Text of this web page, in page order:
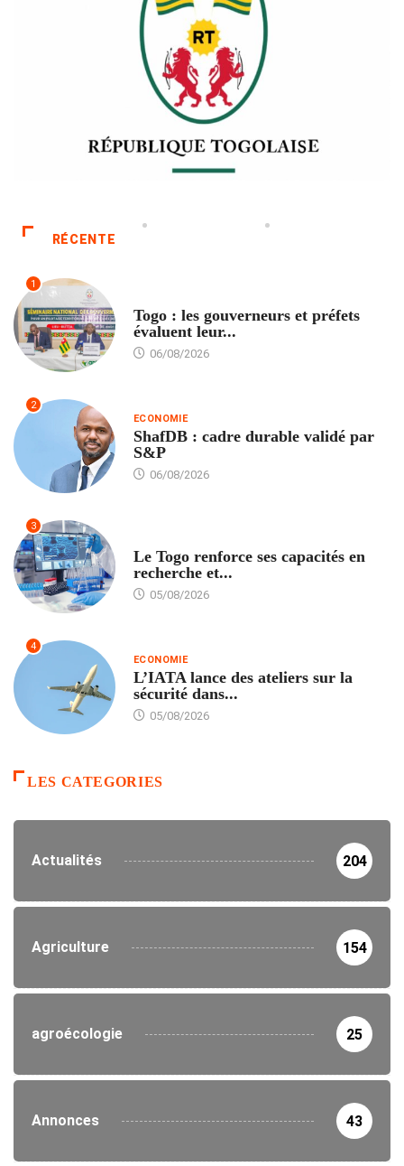
RÉCENTE
1
Togo : les gouverneurs et préfets
évaluent leur...
06/08/2026
2
ECONOMIE
ShafDB : cadre durable validé par
S&P
06/08/2026
3
Le Togo renforce ses capacités en
recherche et...
05/08/2026
4
ECONOMIE
L’IATA lance des ateliers sur la
sécurité dans...
05/08/2026
LES CATEGORIES
Actualités 204
Agriculture 154
agroécologie 25
Annonces 43